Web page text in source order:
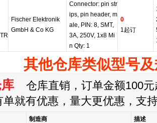
Fischer Elektronik
GmbH & Co KG
Connector: pin str
ips, pin header, m
ale, PIN: 8, SMT,
3A, 250V, 1x8 Mi
n Qty: 1
0
1起订
其他仓库类似型号
仓库直销，订单金额100元
单就有优惠，量大更优惠，支
制造商
描述